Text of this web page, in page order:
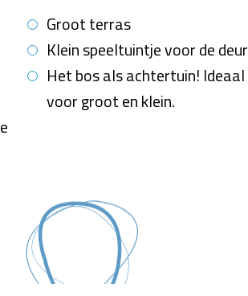
Groot terras
Klein speeltuintje voor de deur
Het bos als achtertuin! Ideaal
voor groot en klein.